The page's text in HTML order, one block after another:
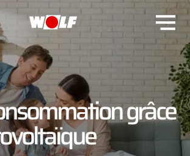
grâce